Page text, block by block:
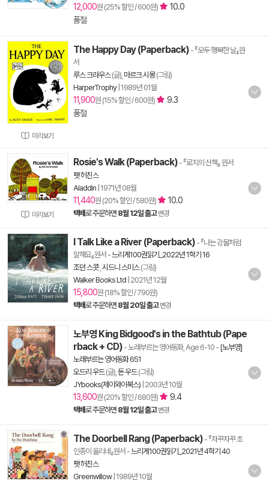
12,000원 (25% 할인 / 600원)
10.0
품절
미리보기
The Happy Day (Paperback) - 『모두 행복한 날』원
서
루스 크라우스(글), 마르크 시몽(그림)
HarperTrophy| 1989년 01월
11,900원 (15% 할인 / 600원)
9.3
품절
미리보기
Rosie's Walk (Paperback) - 『로지의 산책』 원서
팻 허친스
Aladdin 1971년 08월
11,440원 (20% 할인 / 580원) 10.0
택배로 주문하면 8월 12일 출고 변경
I Talk Like a River (Paperback) - 『나는 강물처럼
말해요』원서 -느리게100권읽기_2022년 1학기 16
조던 스콧, 시드니 스미스(그림)
Walker Books Ltd 2021년 12월
15,800원 (18% 할인 / 790원)
택배로 주문하면 8월 20일 출고 변경
노부영 King Bidgood's in the Bathtub (Pape
rback + CD) - 노래부르는 영어동화, Age 6-10 - [노부영]
노래부르는 영어동화 651
오드리 우드(글), 돈 우드(그림)
JYbooks(제이와이북스) 2003년 10월
13,600원 (20% 할인 / 680원) 9.4
택배로 주문하면 8월 12일 출고 변경
The Doorbell Rang (Paperback) - 『자꾸자꾸 초
인종이 울리네』원서 -느리게100권읽기_2021년 4학기 40
팻 허친스
Greenwillow| 1989년 10월